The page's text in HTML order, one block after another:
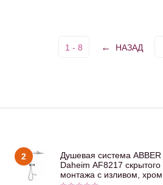
1 - 8 НАЗАД
2
Душевая система ABBER
Daheim AF8217 скрытого
монтажа с изливом, хром